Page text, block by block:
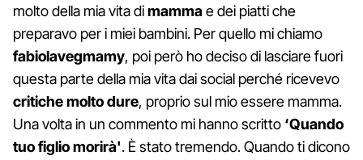
molto della mia vita dimammae dei piatti che
preparavo per i miei bambini. Per quello mi chiamo
fabiolavegmamy, poi però ho deciso di lasciare fuori
questa parte della mia vita dai social perché ricevevo
critiche molto dure, proprio sul mio essere mamma.
Una volta in un commento mi hanno scritto ‘Quando
tuo figlio morirà'. È stato tremendo. Quando ti dicono